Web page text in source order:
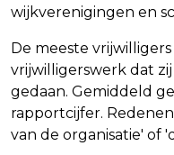
wijkverenigingen en
De meeste
vrijwilligerswerk dat
gedaan. Gemiddeld
rapportcijfer.
van de organisatie' of